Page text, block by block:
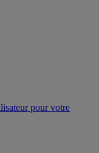
pour votre